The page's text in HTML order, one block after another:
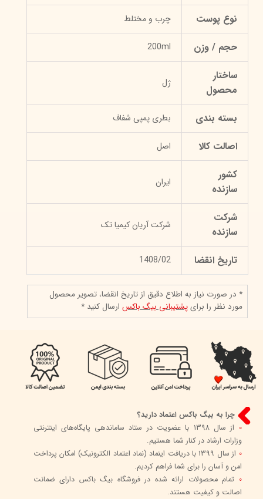
نوع پوست چرب و مختلط
حجم / وزن 200ml
ساختار
محصول
ژل
بسته بندی بطری پمپی شفاف
اصالت کالا اصل
کشور
سازنده
ایران
شرکت
سازنده
شرکت آریان کیمیا تک
تاریخ انقضا 1408/02
* در صورت نیاز به اطلاع دقیق از تاریخ انقضا، تصویر محصول
مورد نظر را برایپشتیبانی بیگ باکسارسال کنید *
چرا به بیگ باکس اعتماد دارید؟
0
از سال 1398 با عضویت در ستاد ساماندهی پایگاه‌های اینترنتی
وزارات ارشاد در کنار شما هستیم.
0
از سال 1399 با دریافت اینماد (نماد اعتماد الکترونیک) امکان پرداخت
امن و آسان را برای شما فراهم کردیم.
0 تمام محصولات ارائه شده در فروشگاه بیگ باکس دارای ضمانت
اصالت و کیفیت هستند.